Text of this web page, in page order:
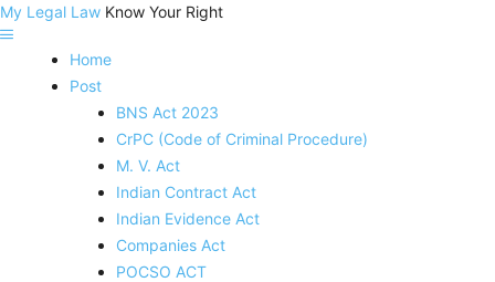
My Legal Law Know Your Right
Home
Post
BNS Act 2023
CrPC (Code of Criminal Procedure)
M. V. Act
Indian Contract Act
Indian Evidence Act
Companies Act
POCSO ACT